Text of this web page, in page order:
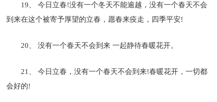
19、 今日立春!没有一个冬天不能逾越，没有一个春天不会
到来在这个被寄予厚望的立春，愿春来疫走，四季平安!
20、 没有一个春天不会到来 一起静待春暖花开。
21、 今日立春，没有一个春天不会到来!春暖花开，一切都
会好的!